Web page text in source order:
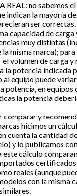
REAL: no sabemos
indican la mayoría
ser
capacidad de
muy distintas
la misma marca);
el volumen de carga y
la potencia indicada
al equipo puede
potencia, en equipos
la potencia
comparar y
hicimos un
cuenta la cantidad
y lo publicamos
este cálculo
certificados
reales (aunque
con la misma